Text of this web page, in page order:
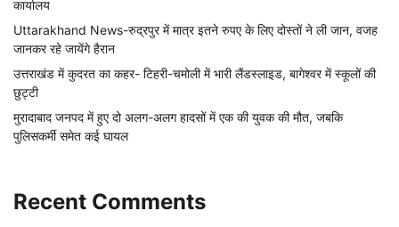
कार्यालय
Uttarakhand News-रुद्रपुर में मात्र इतने रुपए के लिए दोस्तों ने ली जान, वजह
जानकर रहे जायेंगे हैरान
उत्तराखंड में कुदरत का कहर- टिहरी-चमोली में भारी लैंडस्लाइड, बागेश्वर में स्कूलों की
छुट्टी
मुरादाबाद जनपद में हुए दो अलग-अलग हादसों में एक की युवक की मौत, जबकि
पुलिसकर्मी समेत कई घायल
Recent Comments